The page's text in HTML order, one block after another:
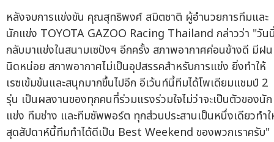
หลังจบการแข่งขัน คุณสุทธิพงศ์ สมิตชาติ ผู้อำนวยการทีมและ
นักแข่ง TOYOTA GAZOO Racing Thailand กล่าวว่า "วัน
กลับมาแข่งในสนามเซปังฯ อีกครั้ง สภาพอากาศค่อนข้างดี มีฝน
นิดหน่อย สภาพอากาศไม่เป็นอุปสรรคสำหรับการแข่ง ยิ่งทำให้
เรซเข้มข้นและสนุกมากขึ้นไปอีก อีเว้นท์นี้ทีมได้โพเดียมแชมป์ 2
รุ่น เป็นผลงานของทุกคนที่ร่วมแรงร่วมใจไม่ว่าจะเป็นตัวของนัก
แข่ง ทีมช่าง และทีมซัพพอร์ต ทุกส่วนประสานเป็นหนึ่งเดียวทำ
สุดสัปดาห์นี้ทีมทำได้ดีเป็น Best Weekend ของพวกเราครับ"